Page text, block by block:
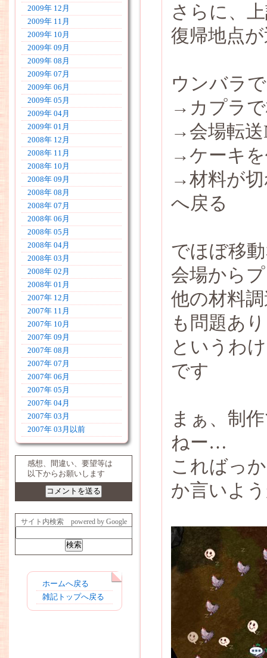
2009年 12月
2009年 11月
2009年 10月
2009年 09月
2009年 08月
2009年 07月
2009年 06月
2009年 05月
2009年 04月
2009年 01月
2008年 12月
2008年 11月
2008年 10月
2008年 09月
2008年 08月
2008年 07月
2008年 06月
2008年 05月
2008年 04月
2008年 03月
2008年 02月
2008年 01月
2007年 12月
2007年 11月
2007年 10月
2007年 09月
2007年 08月
2007年 07月
2007年 06月
2007年 05月
2007年 04月
2007年 03月
2007年 03月以前
感想、間違い、要望等は
以下からお願いします
サイト内検索 powered by Google
ホームへ戻る
雑記トップへ戻る
さらに、
復帰地点
ウンバラ
→カプラ
→会場転送
→ケーキ
→材料が
へ戻る
でほぼ移
会場から
他の材料
も問題あ
というわ
です
まぁ、制
ねー…
こればっ
か言いよ